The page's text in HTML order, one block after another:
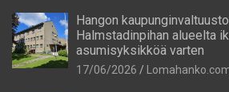
Hangon
Halmstadinpihan alueelta
asumisyksikköä varten
17/06/2026